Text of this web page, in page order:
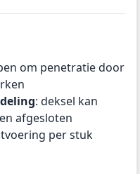
om penetratie door
: deksel kan
afgesloten
per stuk